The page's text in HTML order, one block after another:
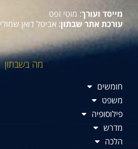
מייסד ועורך: מוטי זפט
עורכת אתר שבתון: אביטל דואן שמולי
מה בשבתון
חומשים
משפט
פילוסופיה
מדרש
הלכה